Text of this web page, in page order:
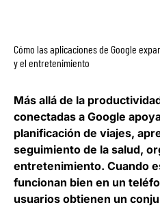
Cómo las aplicaciones de Google
y el entretenimiento
Más allá de la
conectadas a Google
planificación de viajes,
seguimiento de la salud,
entretenimiento. Cuando
funcionan bien en un
usuarios obtienen un